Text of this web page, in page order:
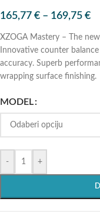
165,77 € – 169,75 €
XZOGA Mastery – The
Innovative counter
accuracy. Superb
wrapping surface finishing.
MODEL
- +